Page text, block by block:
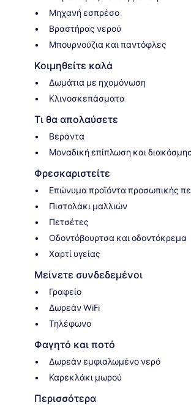
Μηχανή εσπρέσο
Βραστήρας νερού
Μπουρνούζια και παντόφλες
Κοιμηθείτε καλά
Δωμάτια με ηχομόνωση
Κλινοσκεπάσματα
Τι θα απολαύσετε
Βεράντα
Μοναδική επίπλωση και
Φρεσκαριστείτε
Επώνυμα προϊόντα προσωπικής
Πιστολάκι μαλλιών
Πετσέτες
Οδοντόβουρτσα και οδοντόκρεμα
Χαρτί υγείας
Μείνετε συνδεδεμένοι
Γραφείο
Δωρεάν WiFi
Τηλέφωνο
Φαγητό και ποτό
Δωρεάν εμφιαλωμένο νερό
Καρεκλάκι μωρού
Περισσότερα